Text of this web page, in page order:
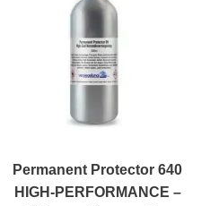
Permanent Protector 640
HIGH-PERFORMANCE –